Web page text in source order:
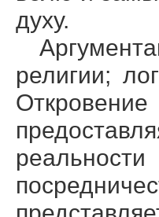
духу.
религии;
Откровение